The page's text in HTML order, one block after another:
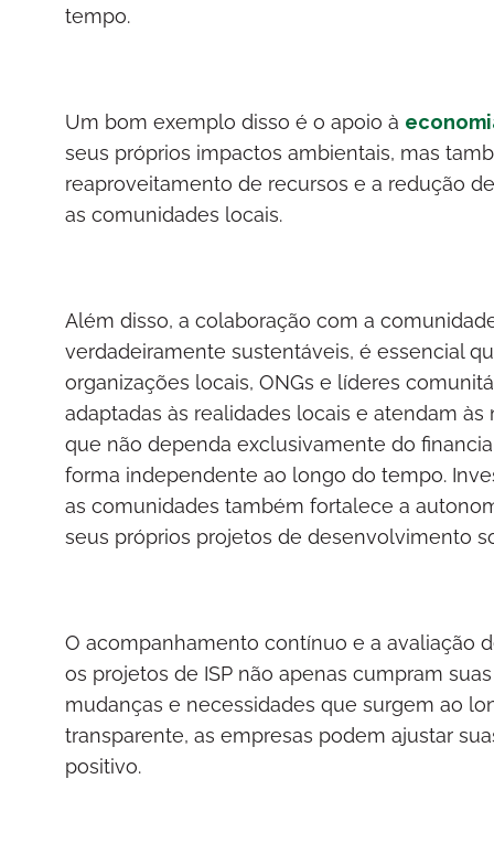
tempo.
Um bom exemplo disso é o apoio à
seus próprios impactos ambientais, mas
reaproveitamento de recursos e a redução
as comunidades locais.
Além disso, a colaboração com a
verdadeiramente sustentáveis, é essencial
organizações locais, ONGs e líderes
adaptadas às realidades locais e atendam
que não dependa exclusivamente do
forma independente ao longo do tempo.
as comunidades também fortalece a
seus próprios projetos de desenvolvimento
O acompanhamento contínuo e a avaliação
os projetos de ISP não apenas cumpram
mudanças e necessidades que surgem ao
transparente, as empresas podem ajustar
positivo.